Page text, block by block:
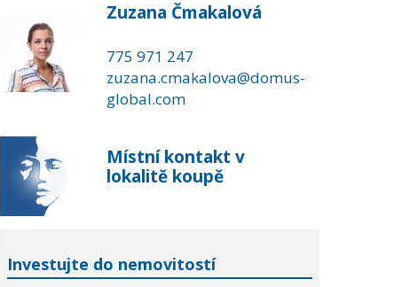
Zuzana Čmakalová
775 971 247
zuzana.cmakalova@domus-
global.com
Místní kontakt v
lokalitě koupě
Investujte do nemovitostí